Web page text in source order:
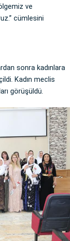
ve
cümlesini
sonra kadınlara
Kadın meclis
görüşüldü.